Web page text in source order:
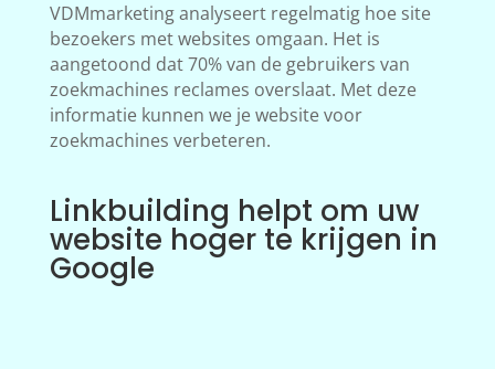
VDMmarketing analyseert regelmatig hoe site
bezoekers met websites omgaan. Het is
aangetoond dat 70% van de gebruikers van
zoekmachines reclames overslaat. Met deze
informatie kunnen we je website voor
zoekmachines verbeteren.
Linkbuilding helpt om uw
website hoger te krijgen in
Google